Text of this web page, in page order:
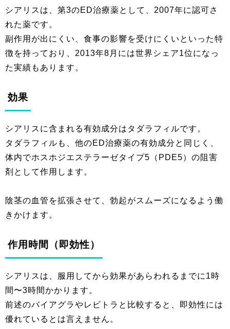
シアリスは、第3のED治療薬として、2007年に認可さ
れた薬です。
副作用が出にくい、食事の影響を受けにくいといった特
徴を持っており、2013年8月には世界シェア1位になっ
た実績もあります。
効果
シアリスに含まれる有効成分はタダラフィルです。
タダラフィルも、他のED治療薬の有効成分と同じく、
体内でホスホジエステラーゼタイプ5（PDE5）の阻害
剤として作用します。
陰茎の血管を拡張させて、勃起がスムーズになるよう働
きかけます。
作用時間（即効性）
シアリスは、服用してから効果があらわれるまでに1時
間〜3時間かかります。
前述のバイアグラやレビトラと比較すると、即効性には
優れているとは言えません。